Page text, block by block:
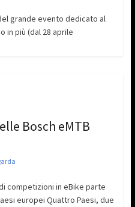
grande evento dedicato al
in più (dal 28 aprile
Bosch eMTB
competizioni in eBike parte
europei Quattro Paesi, due